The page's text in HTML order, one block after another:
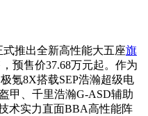
推出全新高性能大五座旗
预售价37.68万元起。作为
极氪8X搭载SEP浩瀚超级电
甲、千里浩瀚G-ASD辅助
术实力直面BBA高性能阵